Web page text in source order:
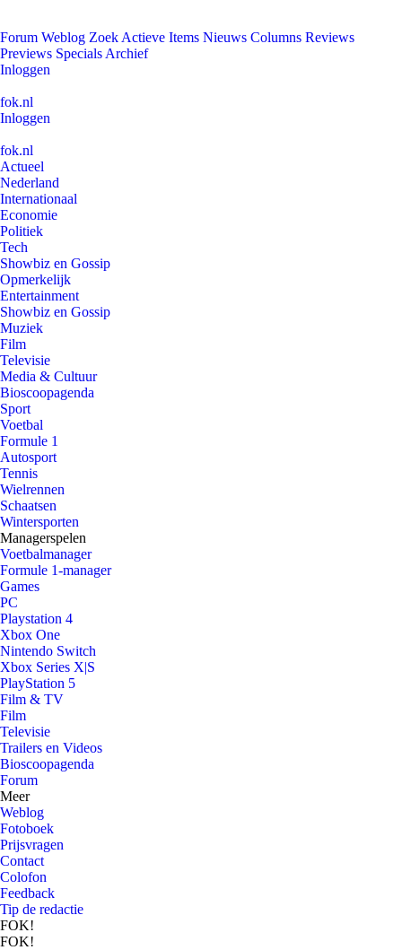
Forum Weblog Zoek Actieve Items Nieuws Columns Reviews
Previews Specials Archief
Inloggen
fok.nl
Inloggen
fok.nl
Actueel
Nederland
Internationaal
Economie
Politiek
Tech
Showbiz en Gossip
Opmerkelijk
Entertainment
Showbiz en Gossip
Muziek
Film
Televisie
Media & Cultuur
Bioscoopagenda
Sport
Voetbal
Formule 1
Autosport
Tennis
Wielrennen
Schaatsen
Wintersporten
Managerspelen
Voetbalmanager
Formule 1-manager
Games
PC
Playstation 4
Xbox One
Nintendo Switch
Xbox Series X|S
PlayStation 5
Film & TV
Film
Televisie
Trailers en Videos
Bioscoopagenda
Forum
Meer
Weblog
Fotoboek
Prijsvragen
Contact
Colofon
Feedback
Tip de redactie
FOK!
FOK!